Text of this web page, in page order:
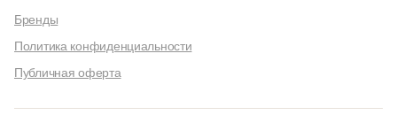
Бренды
Политика конфиденциальности
Публичная оферта